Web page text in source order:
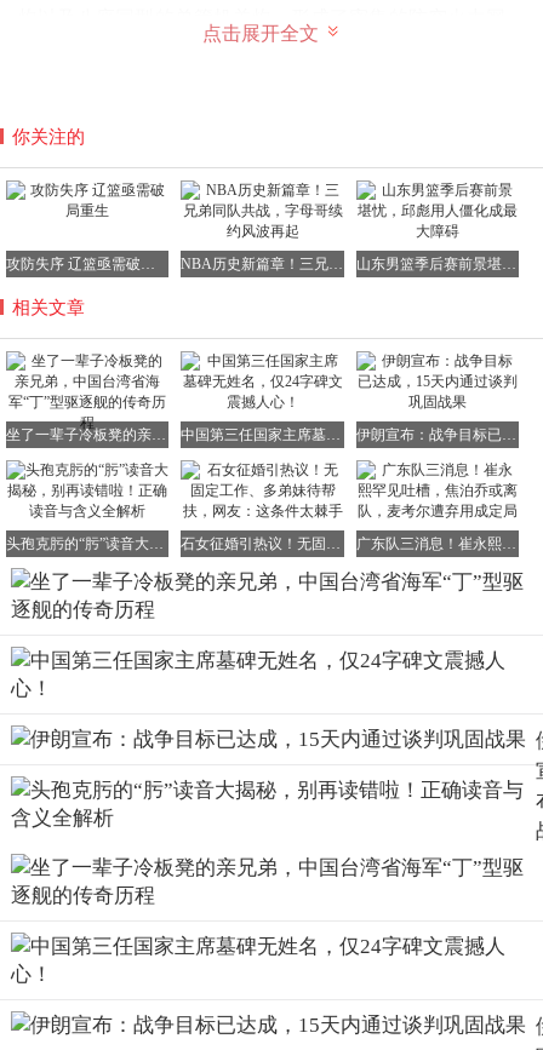
在反潜兵器方面，拥有两座被称为Y炮的九四式爆雷投射
此外，为了增强作战效能，“丁”型驱逐舰还配备了一系列先
进的电子设备。对海搜索使用的是22号电探，对空搜索则依
靠13号电探；控制火炮的有97式2米高角测距仪，控制鱼雷
的有97式2型射角方位盘和1式3型发射指挥盘；用于反潜的
有93式探信仪和93式水中听音器，这些设备为舰艇在复杂战
“榆”号驱逐舰，在阳光下闪耀着金属光泽
“丁”型驱逐舰的建造计划规模庞大。一共有四十二艘被列入
日本海军1942年度战时补充计划的第二次追加计划。1943年
8月8日，首舰“松”号在舞鹤海军造船厂开工建造，此后
以“松”号命名为“松”级驱逐舰。至1944年转产更加简化
的“改丁”型驱逐舰前，一共成功建成了二十艘。
然而，随着战争局势的恶化，至日本宣布无条件投降后，这
余的十三艘中，有三艘因为损坏严重、无法行动而被判定报
废。十艘尚能活动的“松”级驱逐舰成为赔偿舰，由中美英苏
中国国民党海军，分别是七号舰“杉”号和十三号舰“枫”号。
“杉”号于1944年2月25日在藤永田造船所开工建造，7月3日
顺利下水，8月25日竣工后编入第四十三驱逐队。两个月
了莱特湾海战和奥尔莫克输送战。不过，在这两场战役
中，“杉”号主要担负防空和营救落水飞行员的辅助任务。
1945年1月21日，该舰停泊在台湾高雄港加油时，遭遇美军
舰载机空袭，被炸成重伤。但它的防空火力也发挥了作用，
土，进入吴港进行大修，并在吴港迎来了日本投降的那一
点击展开全文
你关注的
攻防失序 辽篮亟需破局重生 NBA历史新篇章！三兄弟同队共战，字母哥续约风波再起 山东男篮季后赛前景堪忧，邱彪用人僵化成最大障碍
相关文章
坐了一辈子冷板凳的亲兄弟，中国台湾省海军“丁”型驱逐舰的传奇历程 中国第三任国家主席墓碑无姓名，仅24字碑文震撼人心！ 伊朗宣布：战争目标已达成，15天内通过谈判巩固战果
头孢克肟的“肟”读音大揭秘，别再读错啦！正确读音与含义全解析 石女征婚引热议！无固定工作、多弟妹待帮扶，网友：这条件太棘手 广东队三消息！崔永熙罕见吐槽，焦泊乔或离队，麦考尔遭弃用成定局